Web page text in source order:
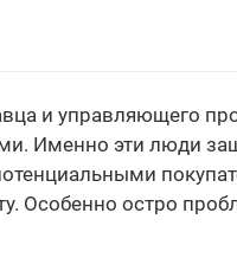
и управляющего
Именно эти люди
Особенно остро